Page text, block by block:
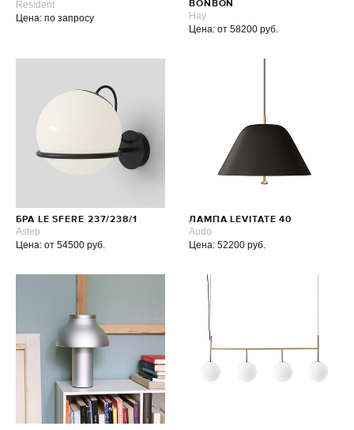
Resident
Цена: по запросу
BONBON
Hay
Цена: от 58200 руб.
БРА LE SFERE 237/238/1
Astep
Цена: от 54500 руб.
ЛАМПА LEVITATE 40
Audo
Цена: 52200 руб.